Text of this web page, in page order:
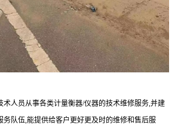
术人员从事各类计量衡器/仪器的技术维修服务,并建
务队伍,能提供给客户更好更及时的维修和售后服